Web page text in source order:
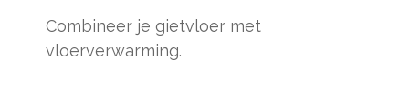
Combineer je gietvloer met
vloerverwarming.